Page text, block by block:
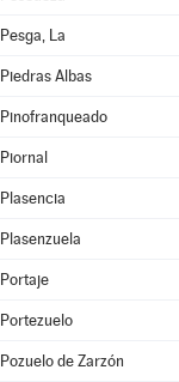
Pesga, La
Piedras Albas
Pinofranqueado
Piornal
Plasencia
Plasenzuela
Portaje
Portezuelo
Pozuelo de Zarzón